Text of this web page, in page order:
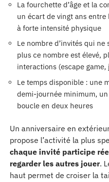
La fourchette d’âge et la
un écart de vingt ans
à forte intensité physique
Le nombre d’invités qui
plus ce nombre est élevé,
interactions (escape game,
Le temps disponible : une
demi-journée minimum,
boucle en deux heures
Un anniversaire en
propose l’activité la plus
chaque invité participe
regarder les autres jouer.
haut permet de croiser la